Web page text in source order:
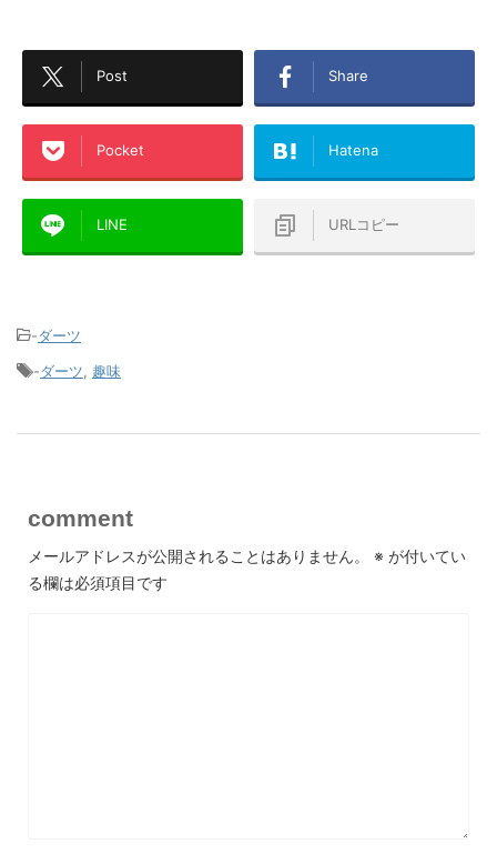
Post Share
Pocket Hatena
LINE URLコピー
-ダーツ
-ダーツ 趣味
comment
メールアドレスが公開されることはありません。 ※ が付いてい
る欄は必須項目です